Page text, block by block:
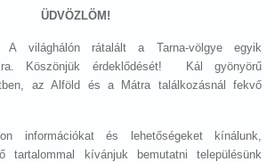
ÜDVÖZLÖM!
világhálón rátalált a Tarna-völgye egyik
Köszönjük érdeklődését! Kál gyönyörű
az Alföld és a Mátra találkozásnál fekvő
információkat és lehetőségeket kínálunk,
tartalommal kívánjuk bemutatni településünk